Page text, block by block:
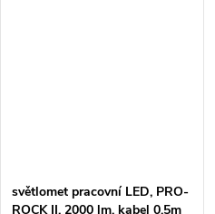
světlomet pracovní LED, PRO-
ROCK II, 2000 lm, kabel 0,5m